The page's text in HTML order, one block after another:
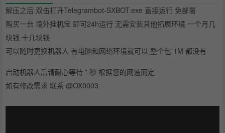
解压之后 双击打开Telegrambot-SXBOT.exe 直接运行 免部署
购买一台 境外挂机宝 即可24h运行 无需安装其他拓展环境 一个月几
块钱 十几块钱
可以随时更换机器人 有电脑和网络环境就可以 整个包 1M 都没有
启动机器人后请耐心等待 * 秒 根据您的网速而定
如有修改需求 联系 @OX0003